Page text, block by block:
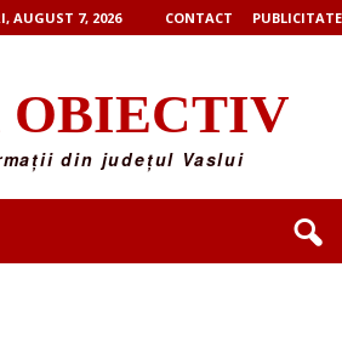
AUGUST 7, 2026 CONTACT PUBLICITATE
OBIECTIV
din județul Vaslui